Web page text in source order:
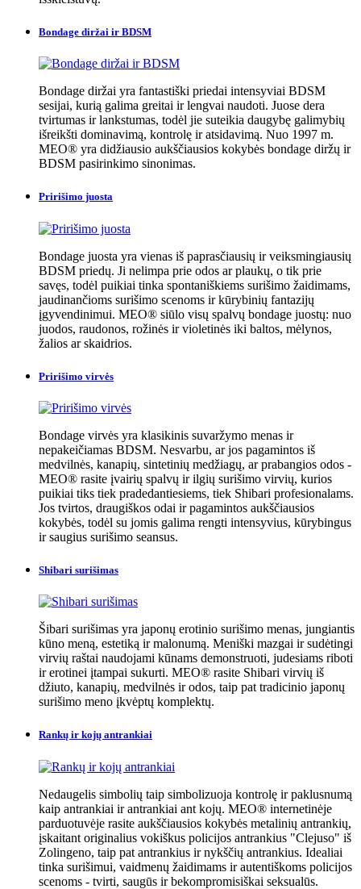
Bondage diržai ir BDSM
Bondage diržai yra fantastiški priedai intensyviai BDSM
sesijai, kurią galima greitai ir lengvai naudoti. Juose dera
tvirtumas ir lankstumas, todėl jie suteikia daugybę galimybių
išreikšti dominavimą, kontrolę ir atsidavimą. Nuo 1997 m.
MEO® yra didžiausio aukščiausios kokybės bondage diržų ir
BDSM pasirinkimo sinonimas.
Pririšimo juosta
Bondage juosta yra vienas iš paprasčiausių ir veiksmingiausių
BDSM priedų. Ji nelimpa prie odos ar plaukų, o tik prie
savęs, todėl puikiai tinka spontaniškiems surišimo žaidimams,
jaudinančioms surišimo scenoms ir kūrybinių fantazijų
įgyvendinimui. MEO® siūlo visų spalvų bondage juostų: nuo
juodos, raudonos, rožinės ir violetinės iki baltos, mėlynos,
žalios ar skaidrios.
Pririšimo virvės
Bondage virvės yra klasikinis suvaržymo menas ir
nepakeičiamas BDSM. Nesvarbu, ar jos pagamintos iš
medvilnės, kanapių, sintetinių medžiagų, ar prabangios odos -
MEO® rasite įvairių spalvų ir ilgių surišimo virvių, kurios
puikiai tiks tiek pradedantiesiems, tiek Shibari profesionalams.
Jos tvirtos, draugiškos odai ir pagamintos aukščiausios
kokybės, todėl su jomis galima rengti intensyvius, kūrybingus
ir saugius surišimo seansus.
Shibari surišimas
Šibari surišimas yra japonų erotinio surišimo menas, jungiantis
kūno meną, estetiką ir malonumą. Meniški mazgai ir sudėtingi
virvių raštai naudojami kūnams demonstruoti, judesiams riboti
ir erotinei įtampai sukurti. MEO® rasite Shibari virvių iš
džiuto, kanapių, medvilnės ir odos, taip pat tradicinio japonų
surišimo meno įkvėptų komplektų.
Rankų ir kojų antrankiai
Nedaugelis simbolių taip simbolizuoja kontrolę ir paklusnumą
kaip antrankiai ir antrankiai ant kojų. MEO® internetinėje
parduotuvėje rasite aukščiausios kokybės metalinių antrankių,
įskaitant originalius vokiškus policijos antrankius "Clejuso" iš
Zolingeno, taip pat antrankius ir nykščių antrankius. Idealiai
tinka surišimui, vaidmenų žaidimams ir autentiškoms policijos
scenoms - tvirti, saugūs ir bekompromisiškai seksualūs.